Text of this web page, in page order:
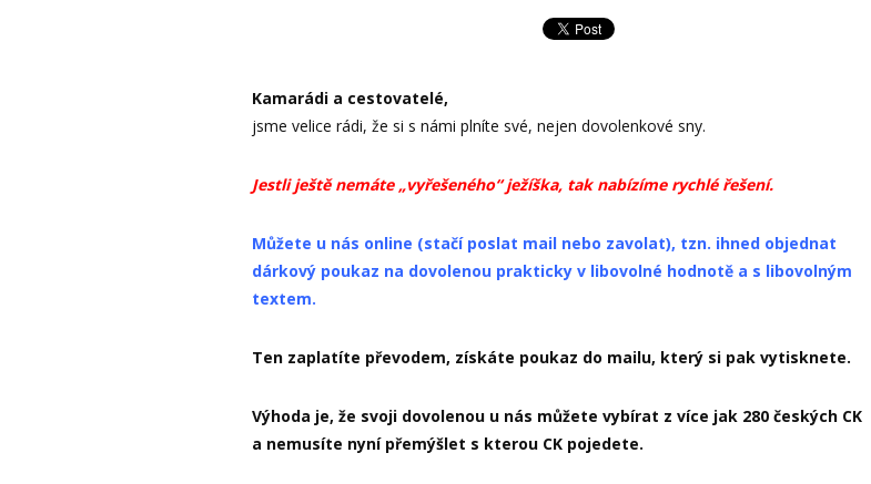
Kamarádi a cestovatelé,
jsme velice rádi, že si s námi plníte své, nejen dovolenkové sny.
Jestli ještě nemáte „vyřešeného“ ježíška, tak nabízíme rychlé řešení.
Můžete u nás online (stačí poslat mail nebo zavolat), tzn. ihned objednat
dárkový poukaz na dovolenou prakticky v libovolné hodnotě a s libovolným
textem.
Ten zaplatíte převodem, získáte poukaz do mailu, který si pak vytisknete.
Výhoda je, že svoji dovolenou u nás můžete vybírat z více jak 280 českých CK
a nemusíte nyní přemýšlet s kterou CK pojedete.